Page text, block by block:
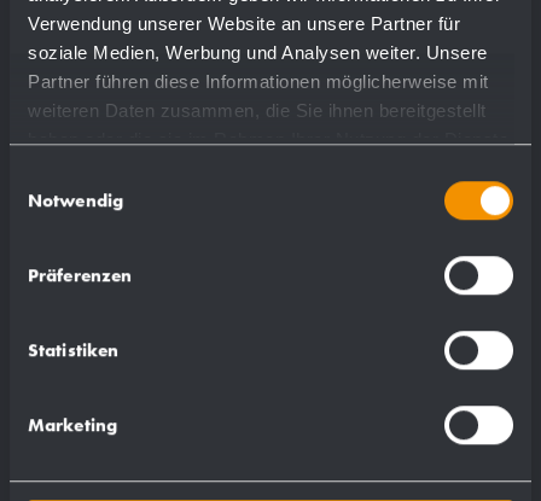
Verwendung unserer Website an unsere Partner für
soziale Medien, Werbung und Analysen weiter. Unsere
Partner führen diese Informationen möglicherweise mit
weiteren Daten zusammen, die Sie ihnen bereitgestellt
haben oder die sie im Rahmen Ihrer Nutzung der Dienste
Notwendig
Präferenzen
Statistiken
Marketing
Distributore di sapone liquido WP208